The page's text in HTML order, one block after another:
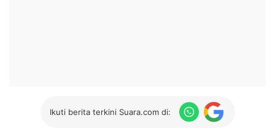
Ikuti berita terkini Suara.com di: